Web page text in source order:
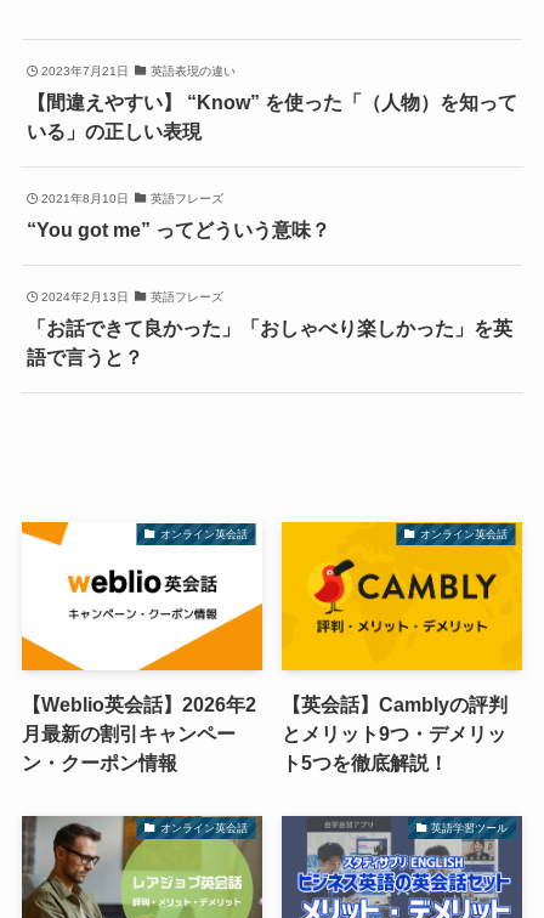
2023年7月21日 英語表現の違い
【間違えやすい】 “Know” を使った「（人物）を知って
いる」の正しい表現
2021年8月10日 英語フレーズ
“You got me” ってどういう意味？
2024年2月13日 英語フレーズ
「お話できて良かった」「おしゃべり楽しかった」を英
語で言うと？
オンライン英会話
【Weblio英会話】2026年2
月最新の割引キャンペー
ン・クーポン情報
オンライン英会話
【英会話】Camblyの評判
とメリット9つ・デメリッ
ト5つを徹底解説！
オンライン英会話 英語学習ツール